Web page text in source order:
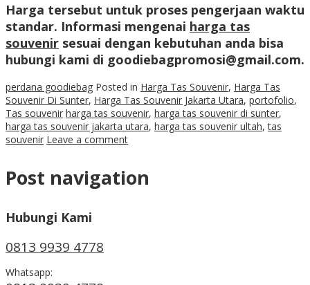
Harga tersebut untuk proses pengerjaan waktu
standar. Informasi mengenai harga tas
souvenir sesuai dengan kebutuhan anda bisa
hubungi kami di goodiebagpromosi@gmail.com.
perdana goodiebag Posted in Harga Tas Souvenir, Harga Tas
Souvenir Di Sunter, Harga Tas Souvenir Jakarta Utara, portofolio,
Tas souvenir harga tas souvenir, harga tas souvenir di sunter,
harga tas souvenir jakarta utara, harga tas souvenir ultah,tas
souvenir Leave a comment
Post navigation
Hubungi Kami
0813 9939 4778
Whatsapp: